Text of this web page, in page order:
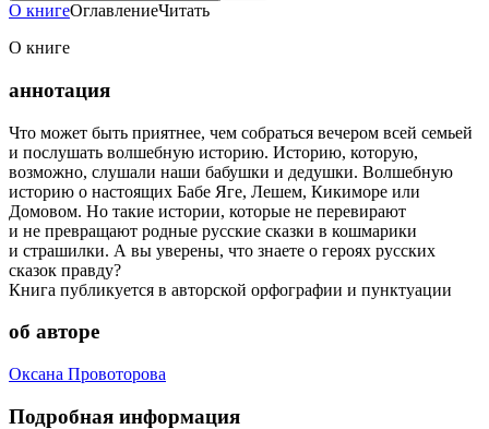
О книгеОглавлениеЧитать
О книге
аннотация
Что может быть приятнее, чем собраться вечером всей семьей
и послушать волшебную историю. Историю, которую,
возможно, слушали наши бабушки и дедушки. Волшебную
историю о настоящих Бабе Яге, Лешем, Кикиморе или
Домовом. Но такие истории, которые не перевирают
и не превращают родные русские сказки в кошмарики
и страшилки. А вы уверены, что знаете о героях русских
сказок правду?
Книга публикуется в авторской орфографии и пунктуации
об авторе
Оксана Провоторова
Подробная информация